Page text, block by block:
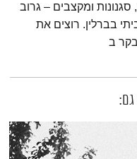
סגנונות ומקצבים – גרוב
בברלין. רוצים את
ב
גם: